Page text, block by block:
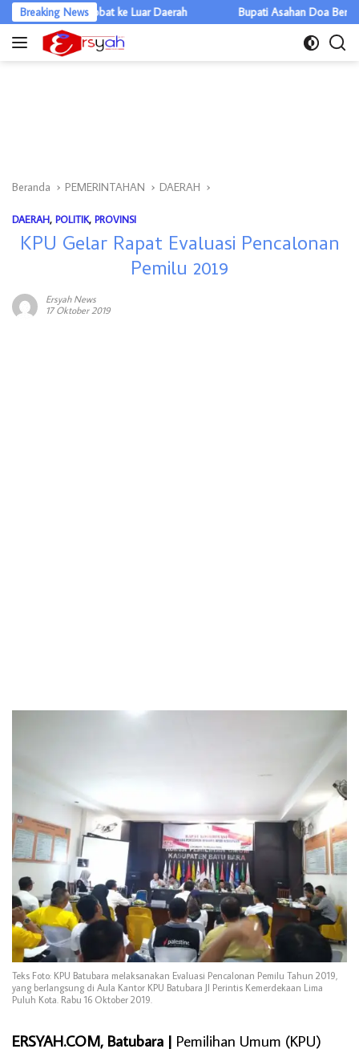
Langsung
ke
Breaking News
Berobat ke Luar Daerah Bupati Asahan Doa Bersama Jelang
Beranda PEMERINTAHAN DAERAH
DAERAH, POLITIK, PROVINSI
KPU Gelar Rapat Evaluasi Pencalonan
Pemilu 2019
Ersyah News
17 Oktober 2019
Teks Foto: KPU Batubara melaksanakan Evaluasi Pencalonan Pemilu Tahun 2019,
yang berlangsung di Aula Kantor KPU Batubara Jl Perintis Kemerdekaan Lima
Puluh Kota. Rabu 16 Oktober 2019.
ERSYAH.COM, Batubara | Pemilihan Umum (KPU)